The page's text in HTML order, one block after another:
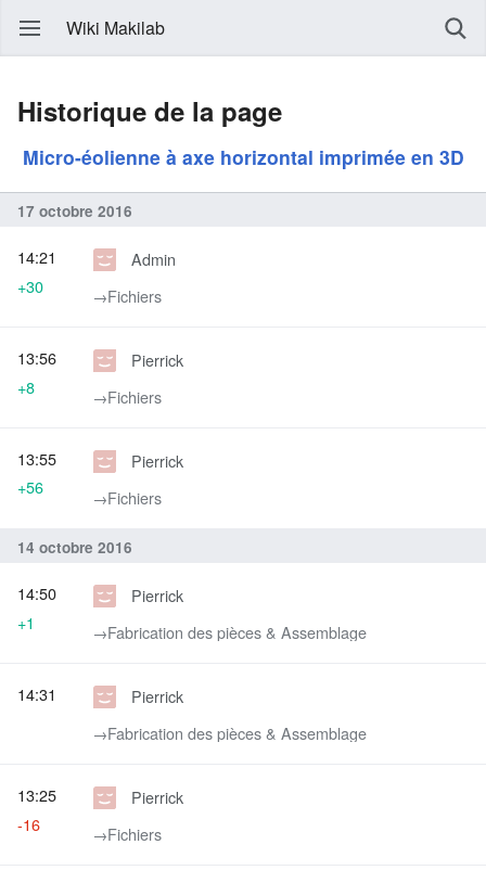
Wiki Makilab
Historique de la page
Micro-éolienne à axe horizontal imprimée en 3D
17 octobre 2016
Admin
→‎Fichiers
14:21
+30
Pierrick
→‎Fichiers
13:56
+8
Pierrick
→‎Fichiers
13:55
+56
14 octobre 2016
Pierrick
→‎Fabrication des pièces & Assemblage
14:50
+1
Pierrick
→‎Fabrication des pièces & Assemblage
14:31
Pierrick
→‎Fichiers
13:25
-16